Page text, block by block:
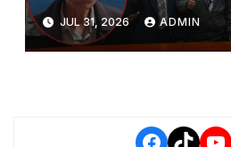
del PIAA por
conflictos de
retrasos
JUL 31, 2026 ADMIN